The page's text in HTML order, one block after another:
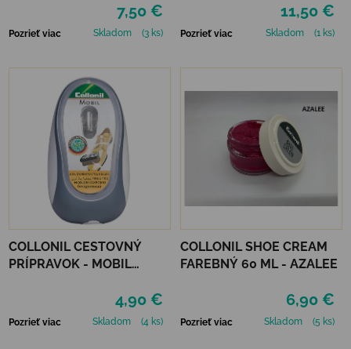
7,50 €
Pozrieť viac Skladom (3 ks)
11,50 €
Pozrieť viac Skladom (1 ks)
COLLONIL CESTOVNÝ
PRÍPRAVOK - MOBIL
4,90 €
Pozrieť viac Skladom (4 ks)
COLLONIL SHOE CREAM
FAREBNÝ 60 ML - AZALEE
6,90 €
Pozrieť viac Skladom (5 ks)